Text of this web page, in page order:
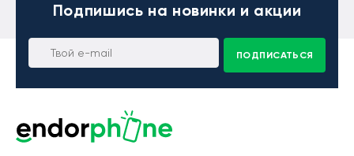
Подпишись на новинки и акции
ПОДПИСАТЬСЯ